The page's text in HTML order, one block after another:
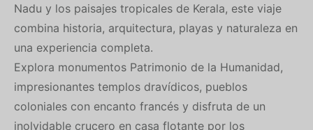
Nadu y los paisajes tropicales de Kerala, este viaje
combina historia, arquitectura, playas y naturaleza en
una experiencia completa.
Explora monumentos Patrimonio de la Humanidad,
impresionantes templos dravídicos, pueblos
coloniales con encanto francés y disfruta de un
inolvidable crucero en casa flotante por los